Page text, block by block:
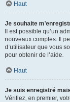
Haut
Je souhaite
Il est possible qu’un
nouveaux comptes. Il
d’utilisateur que vous
pour obtenir de l’aide.
Haut
Je suis enregistré
Vérifiez, en premier,